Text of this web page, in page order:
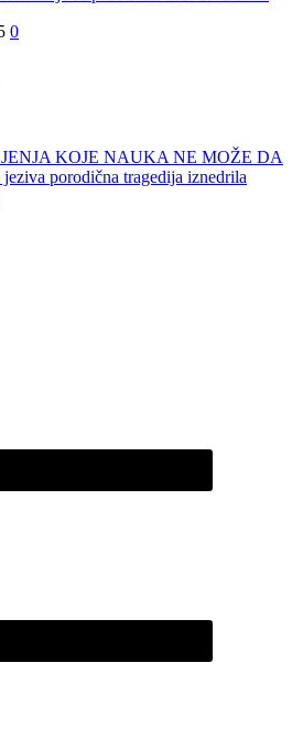
0
KOJE NAUKA NE MOŽE DA
porodična tragedija iznedrila